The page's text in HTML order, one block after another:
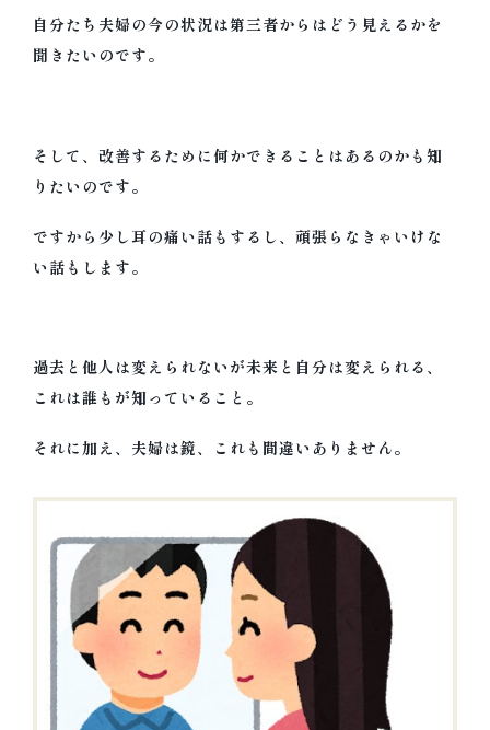
面/電話/オンラインで。名古屋で夫婦問題や離婚前
の相談、再構築やセックスレス、面会交流や共同養
の今枝朱美が、子供の権利を尊重した解決。
自分たち夫婦の今の状況は第三者からはどう見えるかを
聞きたいのです。
そして、改善するために何かできることはあるのかも知
りたいのです。
ですから少し耳の痛い話もするし、頑張らなきゃいけな
い話もします。
過去と他人は変えられないが未来と自分は変えられる 、
これは誰もが知っていること。
それに加え、 夫婦は鏡 、これも間違いありません。